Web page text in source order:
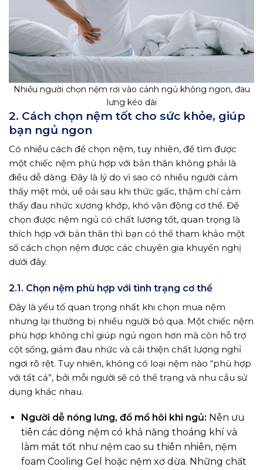
Nhiều người chọn nệm rơi vào cảnh ngủ không ngon, đau
lưng kéo dài
2. Cách chọn nệm tốt cho sức khỏe, giúp
bạn ngủ ngon
Có nhiều cách để chọn nệm, tuy nhiên, để tìm được
một chiếc nệm phù hợp với bản thân không phải là
điều dễ dàng. Đây là lý do vì sao có nhiều người cảm
thấy mệt mỏi, uể oải sau khi thức giấc, thậm chí cảm
thấy đau nhức xương khớp, khó vận động cơ thể. Để
chọn được nệm ngủ có chất lượng tốt, quan trọng là
thích hợp với bản thân thì bạn có thể tham khảo một
số cách chọn nệm được các chuyên gia khuyến nghị
dưới đây.
2.1. Chọn nệm phù hợp với tình trạng cơ thể
Đây là yếu tố quan trọng nhất khi chọn mua nệm
nhưng lại thường bị nhiều người bỏ qua. Một chiếc nệm
phù hợp không chỉ giúp ngủ ngon hơn mà còn hỗ trợ
cột sống, giảm đau nhức và cải thiện chất lượng nghỉ
ngơi rõ rệt. Tuy nhiên, không có loại nệm nào “phù hợp
với tất cả”, bởi mỗi người sẽ có thể trạng và nhu cầu sử
dụng khác nhau.
Người dễ nóng lưng, đổ mồ hôi khi ngủ: Nên ưu
tiên các dòng nệm có khả năng thoáng khí và
làm mát tốt như nệm cao su thiên nhiên, nệm
foam Cooling Gel hoặc nệm xơ dừa. Những chất